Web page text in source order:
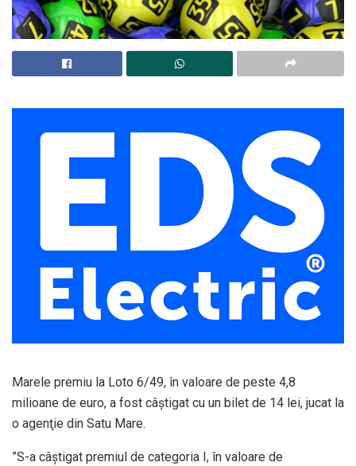
Marele premiu la Loto 6/49, în valoare de peste 4,8
milioane de euro, a fost câştigat cu un bilet de 14 lei, jucat la
o agenţie din Satu Mare.
”S-a câştigat premiul de categoria I, în valoare de